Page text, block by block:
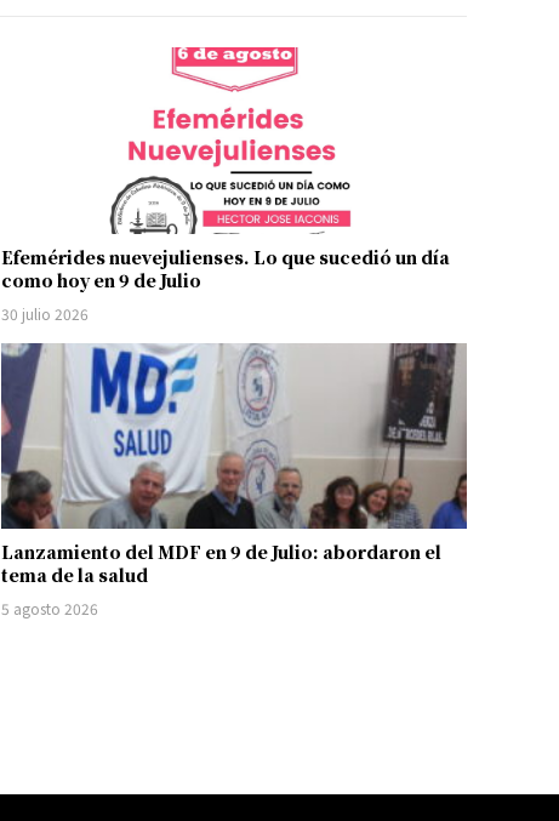
Efemérides nuevejulienses. Lo que sucedió un día
como hoy en 9 de Julio
30 julio 2026
Lanzamiento del MDF en 9 de Julio: abordaron el
tema de la salud
5 agosto 2026